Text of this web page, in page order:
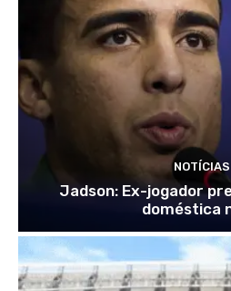
NOTÍCIAS
Jadson: Ex-jogador
doméstica